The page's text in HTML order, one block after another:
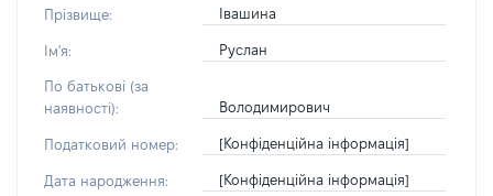
Прізвище: Івашина
Ім'я: Руслан
По батькові (за
наявності):
Володимирович
Податковий номер: [Конфіденційна інформація]
Дата народження: [Конфіденційна інформація]